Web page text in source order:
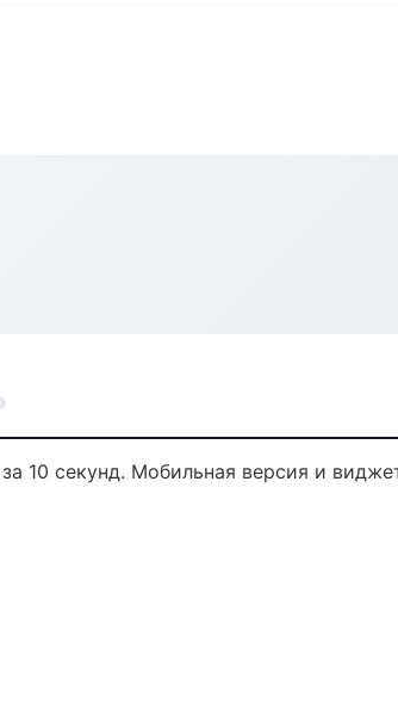
10 секунд. Мобильная версия и